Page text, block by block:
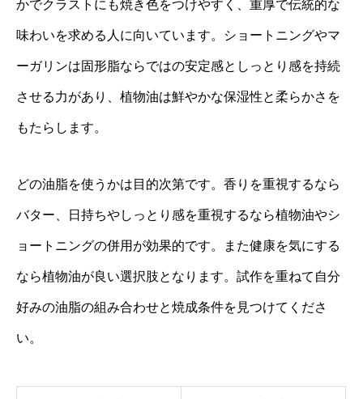
かでクラストにも焼き色をつけやすく、重厚で伝統的な
味わいを求める人に向いています。ショートニングやマ
ーガリンは固形脂ならではの安定感としっとり感を持続
させる力があり、植物油は鮮やかな保湿性と柔らかさを
もたらします。
どの油脂を使うかは目的次第です。香りを重視するなら
バター、日持ちやしっとり感を重視するなら植物油やシ
ョートニングの併用が効果的です。また健康を気にする
なら植物油が良い選択肢となります。試作を重ねて自分
好みの油脂の組み合わせと焼成条件を見つけてくださ
い。